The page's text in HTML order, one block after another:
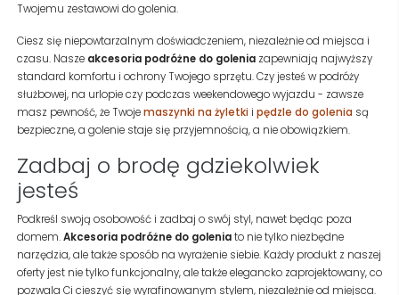
Twojemu zestawowi do golenia.
Ciesz się niepowtarzalnym doświadczeniem, niezależnie od miejsca i
czasu. Nasze akcesoria podróżne do golenia zapewniają najwyższy
standard komfortu i ochrony Twojego sprzętu. Czy jesteś w podróży
służbowej, na urlopie czy podczas weekendowego wyjazdu - zawsze
masz pewność, że Twojemaszynki na żyletki i pędzle do golenia są
bezpieczne, a golenie staje się przyjemnością, a nie obowiązkiem.
Zadbaj o brodę gdziekolwiek
jesteś
Podkreśl swoją osobowość i zadbaj o swój styl, nawet będąc poza
domem.Akcesoria podróżne do goleniato nie tylko niezbędne
narzędzia, ale także sposób na wyrażenie siebie. Każdy produkt z naszej
oferty jest nie tylko funkcjonalny, ale także elegancko zaprojektowany, co
pozwala Ci cieszyć się wyrafinowanym stylem, niezależnie od miejsca.